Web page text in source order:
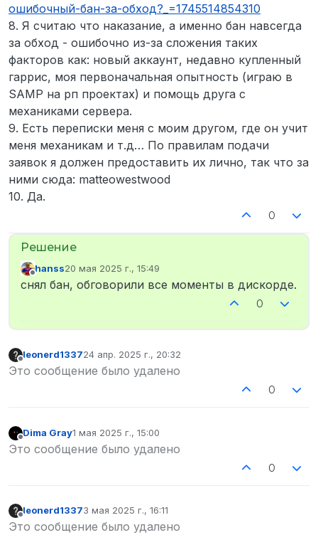
ошибочный-бан-за-обход?_=1745514854310
8. Я считаю что наказание, а именно бан навсегда
за обход - ошибочно из-за сложения таких
факторов как: новый аккаунт, недавно купленный
гаррис, моя первоначальная опытность (играю в
SAMP на рп проектах) и помощь друга с
механиками сервера.
9. Есть переписки меня с моим другом, где он учит
меня механикам и т.д… По правилам подачи
заявок я должен предоставить их лично, так что за
ними сюда: matteowestwood
10. Да.
0
Не в сети
hanss20 мая 2025 г., 15:49
отредактировано
снял бан, обговорили все моменты в дискорде.
0
Не в сети
leonerd133724 апр. 2025 г., 20:32
отредактировано
Это сообщение было удалено
0
Не в сети
Dima Gray1 мая 2025 г., 15:00
отредактировано
Это сообщение было удалено
0
Не в сети
leonerd13373 мая 2025 г., 16:11
отредактировано
Это сообщение было удалено